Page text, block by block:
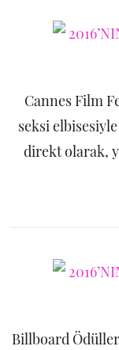
Cannes Film
seksi
direkt olarak,
Billboard